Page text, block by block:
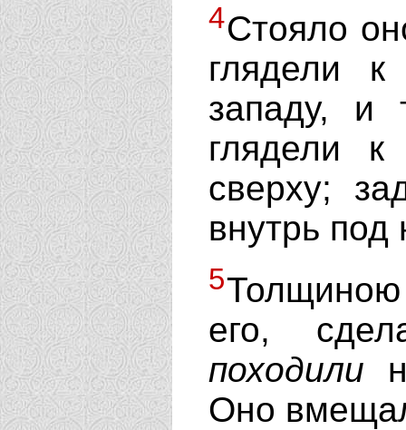
4Стояло
глядели
западу, и
глядели
сверху;
внутрь под
5
его,
походили
Оно